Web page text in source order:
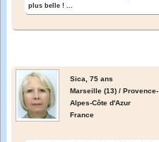
plus belle ! ...
Sica,
75 ans
Marseille (13) / Provence-
Alpes-Côte d'Azur
France